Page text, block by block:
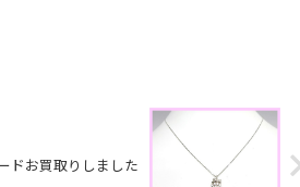
ドお買取りしました